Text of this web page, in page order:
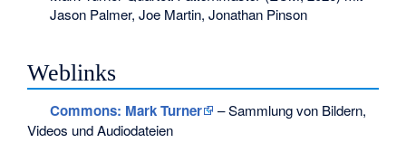
Jason Palmer, Joe Martin, Jonathan Pinson
Weblinks
Commons: Mark Turner
– Sammlung von Bildern,
Videos und Audiodateien